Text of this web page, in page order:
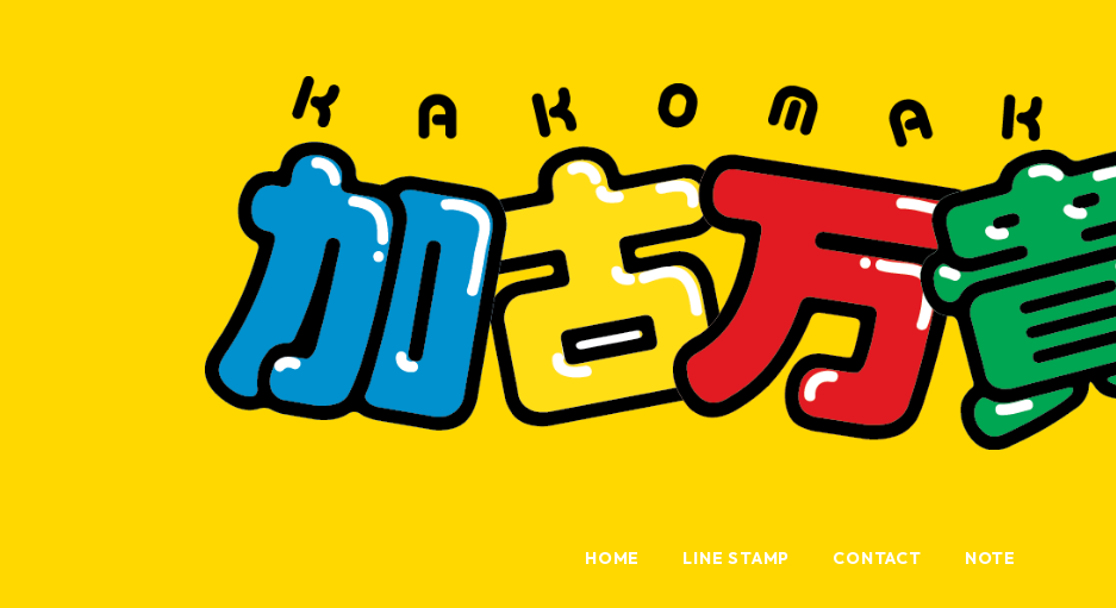
HOME LINE STAMP CONTACT NOTE